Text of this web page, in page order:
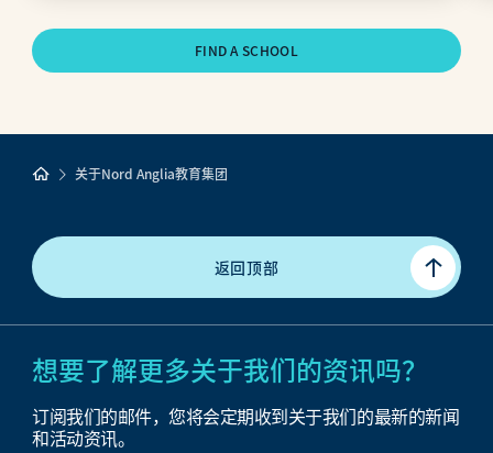
FIND A SCHOOL
关于Nord Anglia教育集团
返回顶部
想要了解更多关于我们的资讯吗？
订阅我们的邮件，您将会定期收到关于我们的最新的新闻
和活动资讯。